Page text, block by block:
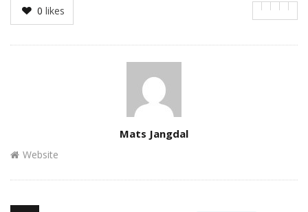
0 likes
Mats Jangdal
Website